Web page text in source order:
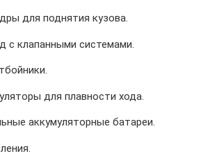
для поднятия кузова.
с клапанными системами.
для плавности хода.
аккумуляторные батареи.